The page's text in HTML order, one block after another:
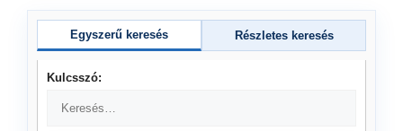
Egyszerű keresés Részletes keresés
Kulcsszó: